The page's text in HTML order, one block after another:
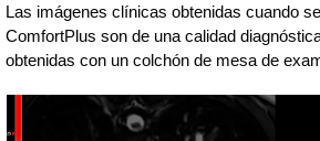
Las imágenes clínicas obtenidas cuando
ComfortPlus son de una calidad
obtenidas con un colchón de mesa de